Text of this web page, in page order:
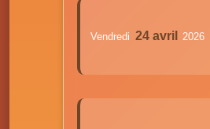
Vendredi 24 avril 2026